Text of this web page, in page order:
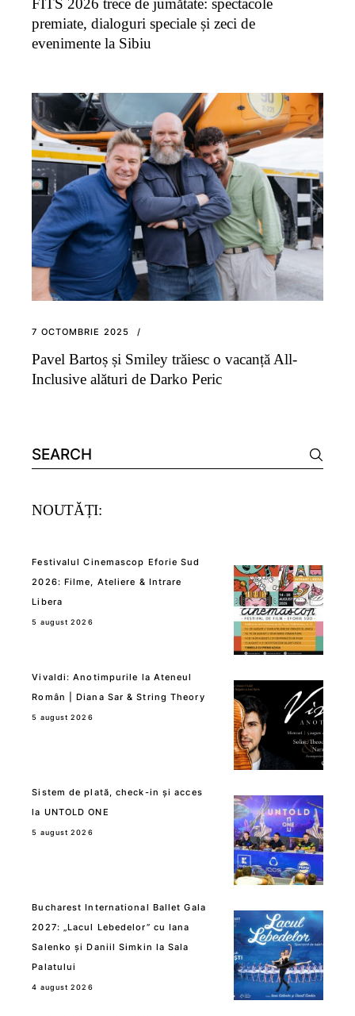
FITS 2026 trece de jumătate: spectacole
premiate, dialoguri speciale și zeci de
evenimente la Sibiu
7 OCTOMBRIE 2025
Pavel Bartoș și Smiley trăiesc o vacanță All-
Inclusive alături de Darko Peric
Search
for:
NOUTĂȚI:
Festivalul Cinemascop Eforie Sud
2026: Filme, Ateliere & Intrare
Libera
5 august 2026
Vivaldi: Anotimpurile la Ateneul
Român | Diana Sar & String Theory
5 august 2026
Sistem de plată, check-in și acces
la UNTOLD ONE
5 august 2026
Bucharest International Ballet Gala
2027: „Lacul Lebedelor” cu Iana
Salenko și Daniil Simkin la Sala
Palatului
4 august 2026